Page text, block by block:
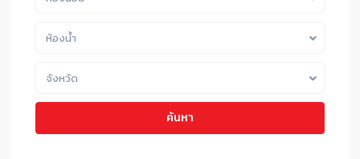
ห้องน้ำ
จังหวัด
ค้นหา